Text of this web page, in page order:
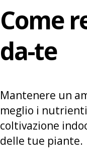
Come
da-te
Mantenere un
meglio i
coltivazione
delle tue piante.